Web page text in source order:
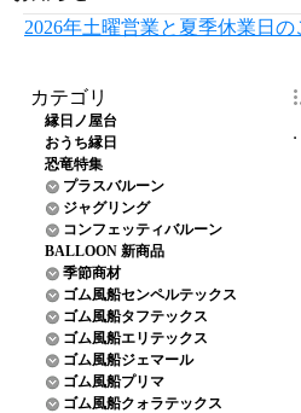
2026年土曜営業と夏季休業日の
カテゴリ
縁日ノ屋台
おうち縁日
恐竜特集
プラスバルーン
ジャグリング
コンフェッティバルーン
BALLOON 新商品
季節商材
ゴム風船センペルテックス
ゴム風船タフテックス
ゴム風船エリテックス
ゴム風船ジェマール
ゴム風船プリマ
ゴム風船クォラテックス